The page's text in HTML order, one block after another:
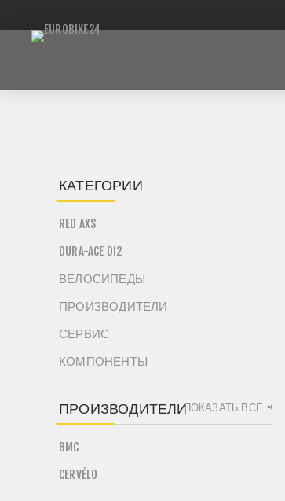
КАТЕГОРИИ
RED AXS
DURA-ACE DI2
ВЕЛОСИПЕДЫ
ПРОИЗВОДИТЕЛИ
СЕРВИС
КОМПОНЕНТЫ
ПРОИЗВОДИТЕЛИ
BMC
CERVÉLO
ПОКАЗАТЬ ВСЕ